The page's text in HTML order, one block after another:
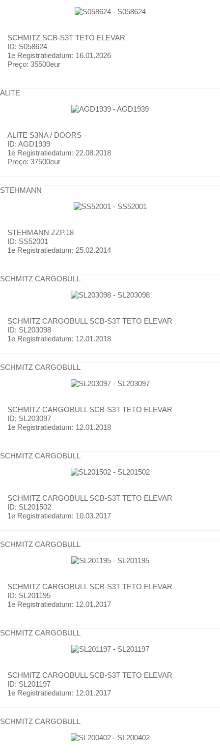
SCHMITZ SCB-S3T TETO ELEVAR
ID: S058624
1e Registratiedatum: 16.01.2026
Preço: 35500eur
ALITE
ALITE S3NA / DOORS
ID: AGD1939
1e Registratiedatum: 22.08.2018
Preço: 37500eur
STEHMANN
STEHMANN ZZP.18
ID: SS52001
1e Registratiedatum: 25.02.2014
SCHMITZ CARGOBULL
SCHMITZ CARGOBULL SCB-S3T TETO ELEVAR
ID: SL203098
1e Registratiedatum: 12.01.2018
SCHMITZ CARGOBULL
SCHMITZ CARGOBULL SCB-S3T TETO ELEVAR
ID: SL203097
1e Registratiedatum: 12.01.2018
SCHMITZ CARGOBULL
SCHMITZ CARGOBULL SCB-S3T TETO ELEVAR
ID: SL201502
1e Registratiedatum: 10.03.2017
SCHMITZ CARGOBULL
SCHMITZ CARGOBULL SCB-S3T TETO ELEVAR
ID: SL201195
1e Registratiedatum: 12.01.2017
SCHMITZ CARGOBULL
SCHMITZ CARGOBULL SCB-S3T TETO ELEVAR
ID: SL201197
1e Registratiedatum: 12.01.2017
SCHMITZ CARGOBULL